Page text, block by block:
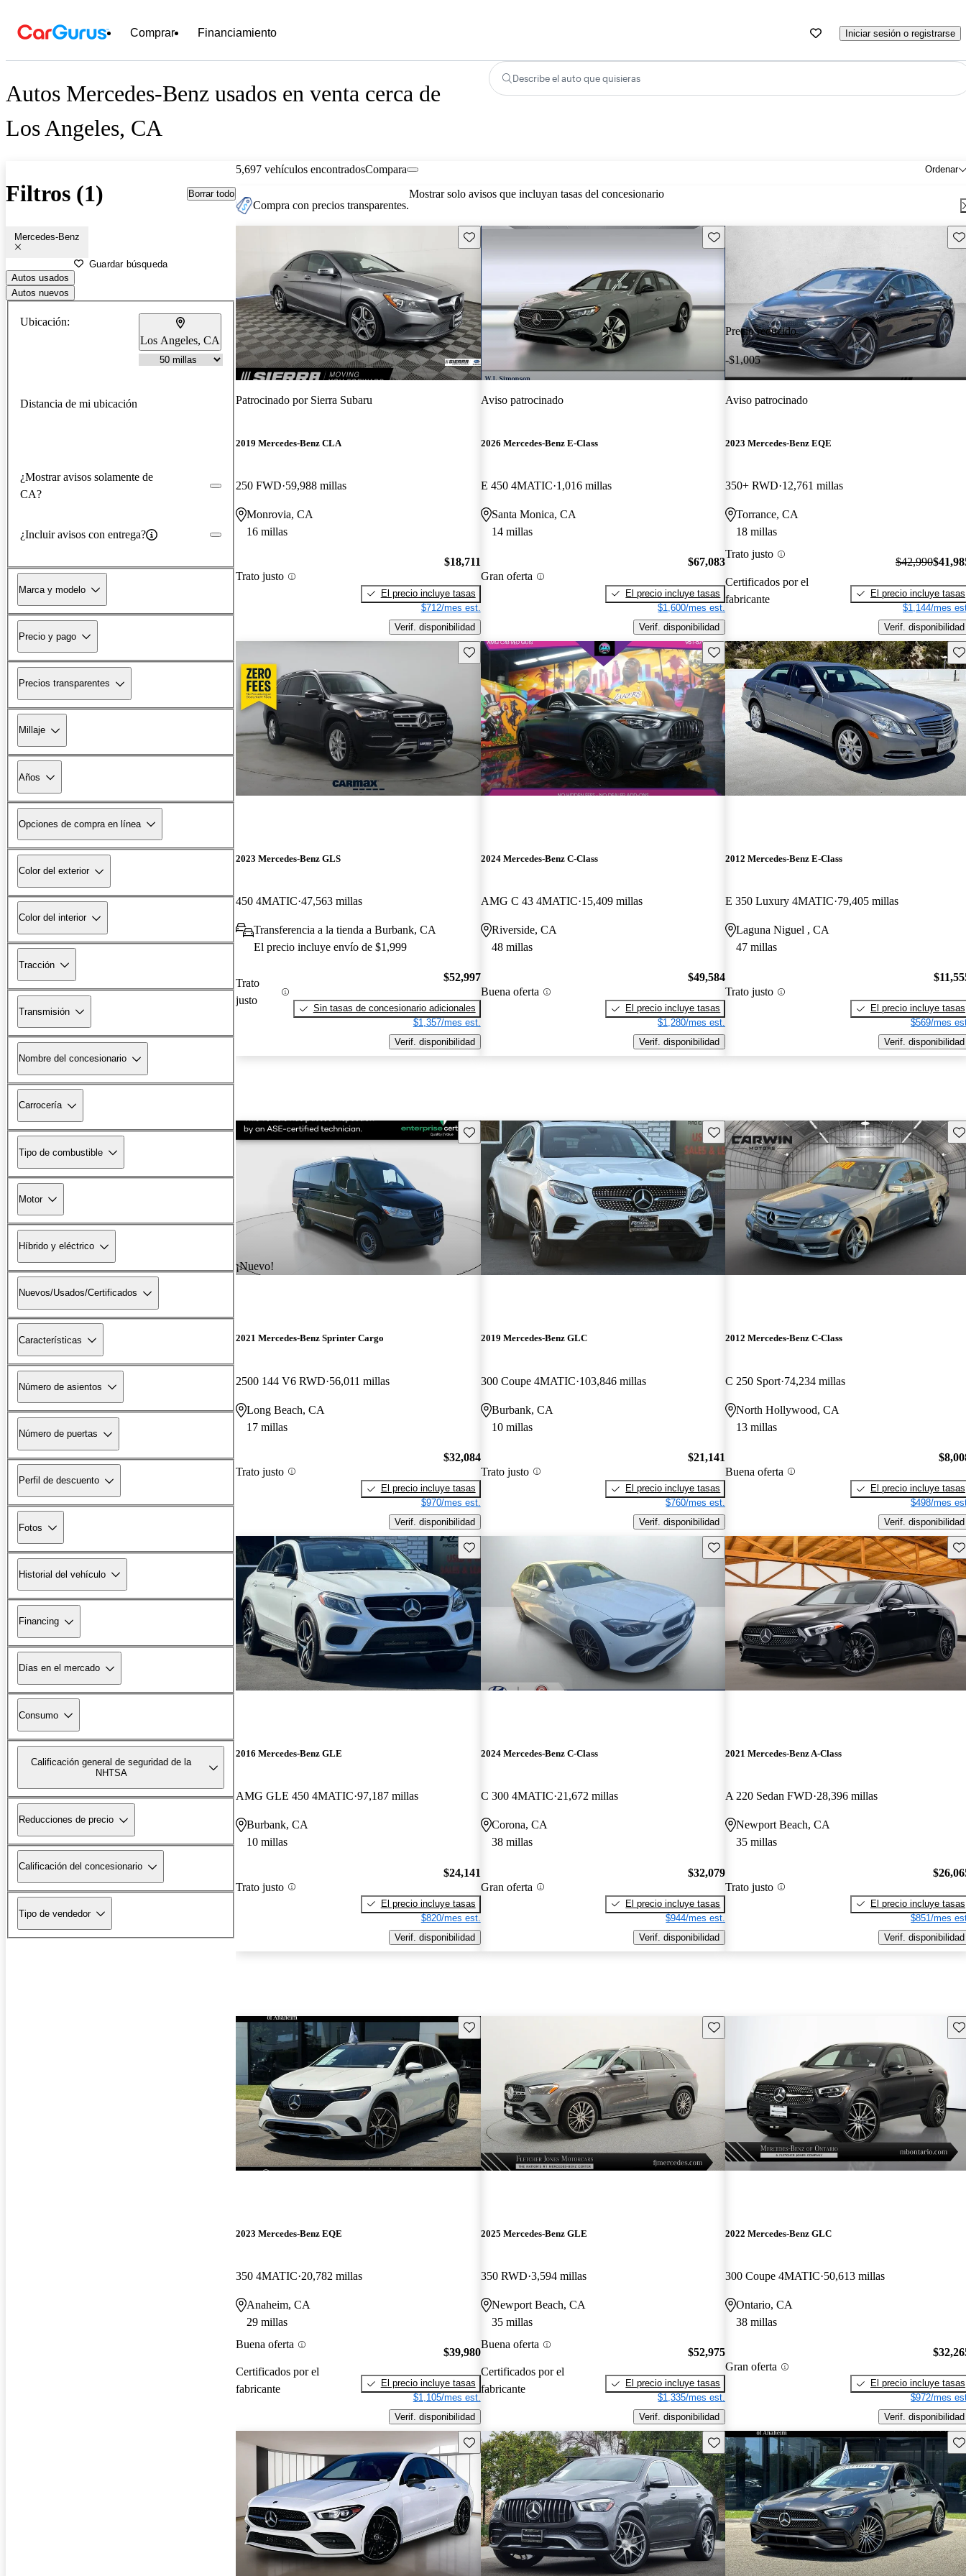
Comprar Financiamiento Iniciar sesión o registrarse
Autos Mercedes-Benz usados en venta cerca de
Los Angeles, CA
Describe el auto que quisieras
Filtros (1) Borrar todo
Mercedes-Benz
Guardar búsqueda
Autos usados
Autos nuevos
Ubicación:
Los Angeles, CA
Distancia de mi ubicación
¿Mostrar avisos solamente de
CA?
¿Incluir avisos con entrega?
Marca y modelo
Precio y pago
Precios transparentes
Millaje
Años
Opciones de compra en línea
Color del exterior
Color del interior
Tracción
Transmisión
Nombre del concesionario
Carrocería
Tipo de combustible
Motor
Híbrido y eléctrico
Nuevos/Usados/Certificados
Características
Número de asientos
Número de puertas
Perfil de descuento
Fotos
Historial del vehículo
Financing
Días en el mercado
Consumo
Calificación general de seguridad de la
NHTSA
Reducciones de precio
Calificación del concesionario
Tipo de vendedor
5,697 vehículos encontrados Ordenar
Compara
Compra con precios transparentes.
Mostrar solo avisos que incluyan tasas del concesionario
Guarda este Aviso
Patrocinado por Sierra Subaru
2019 Mercedes-Benz CLA
250 FWD 59,988 millas
Monrovia, CA
16 millas
Trato justo
$18,711
El precio incluye tasas
$712/mes est.
Verif. disponibilidad
Guarda este Aviso
Aviso patrocinado
2026 Mercedes-Benz E-Class
E 450 4MATIC 1,016 millas
Santa Monica, CA
14 millas
Gran oferta
$67,083
El precio incluye tasas
$1,600/mes est.
Verif. disponibilidad
Precio reducido
-$1,005
Aviso patrocinado
2023 Mercedes-Benz EQE
350+ RWD 12,761 millas
Torrance, CA
18 millas
Trato justo
Certificados por el
fabricante
$42,990
El precio incluye tasas
$1,144/mes
Verif. disponibilidad
Guarda este Aviso
2023 Mercedes-Benz GLS
450 4MATIC 47,563 millas
Transferencia a la tienda a Burbank, CA
El precio incluye envío de $1,999
Trato
justo
$52,997
Sin tasas de concesionario adicionales
$1,357/mes est.
Verif. disponibilidad
Guarda este Aviso
2024 Mercedes-Benz C-Class
AMG C 43 4MATIC 15,409 millas
Riverside, CA
48 millas
Buena oferta
$49,584
El precio incluye tasas
$1,280/mes est.
Verif. disponibilidad
2012 Mercedes-Benz E-Class
E 350 Luxury 4MATIC 79,405 millas
Laguna Niguel , CA
47 millas
Trato justo
El precio incluye tasas
$569/mes
Verif. disponibilidad
¡Nuevo!
Guarda este Aviso
2021 Mercedes-Benz Sprinter Cargo
2500 144 V6 RWD 56,011 millas
Long Beach, CA
17 millas
Trato justo
$32,084
El precio incluye tasas
$970/mes est.
Verif. disponibilidad
Guarda este Aviso
2019 Mercedes-Benz GLC
300 Coupe 4MATIC 103,846 millas
Burbank, CA
10 millas
Trato justo
$21,141
El precio incluye tasas
$760/mes est.
Verif. disponibilidad
2012 Mercedes-Benz C-Class
C 250 Sport 74,234 millas
North Hollywood, CA
13 millas
Buena oferta
El precio incluye tasas
$498/mes
Verif. disponibilidad
Guarda este Aviso
2016 Mercedes-Benz GLE
AMG GLE 450 4MATIC 97,187 millas
Burbank, CA
10 millas
Trato justo
$24,141
El precio incluye tasas
$820/mes est.
Verif. disponibilidad
Guarda este Aviso
2024 Mercedes-Benz C-Class
C 300 4MATIC 21,672 millas
Corona, CA
38 millas
Gran oferta
$32,079
El precio incluye tasas
$944/mes est.
Verif. disponibilidad
2021 Mercedes-Benz A-Class
A 220 Sedan FWD 28,396 millas
Newport Beach, CA
35 millas
Trato justo
El precio incluye tasas
$851/mes
Verif. disponibilidad
Guarda este Aviso
2023 Mercedes-Benz EQE
350 4MATIC 20,782 millas
Anaheim, CA
29 millas
Buena oferta
Certificados por el
fabricante
$39,980
El precio incluye tasas
$1,105/mes est.
Verif. disponibilidad
Guarda este Aviso
2025 Mercedes-Benz GLE
350 RWD 3,594 millas
Newport Beach, CA
35 millas
Buena oferta
Certificados por el
fabricante
$52,975
El precio incluye tasas
$1,335/mes est.
Verif. disponibilidad
2022 Mercedes-Benz GLC
300 Coupe 4MATIC 50,613 millas
Ontario, CA
38 millas
Gran oferta
El precio incluye tasas
$972/mes
Verif. disponibilidad
Guarda este Aviso Guarda este Aviso